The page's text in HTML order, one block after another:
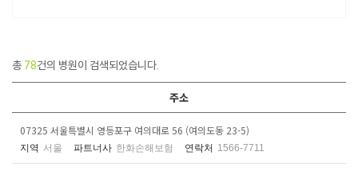
총 78건의 병원이 검색되었습니다.
주소
07325 서울특별시 영등포구 여의대로 56 (여의도동 23-5)
지역 서울 파트너사 한화손해보험 연락처 1566-7711